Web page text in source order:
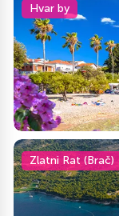
Hvar by
Zlatni Rat (Brač)